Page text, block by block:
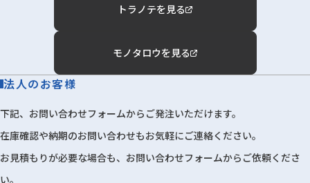
トラノテを見る
モノタロウを見る
法人のお客様
下記、お問い合わせフォームからご発注いただけます。
在庫確認や納期のお問い合わせもお気軽にご連絡ください。
お見積もりが必要な場合も、お問い合わせフォームからご依頼くださ
い。